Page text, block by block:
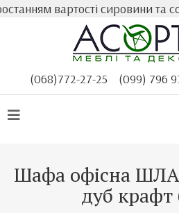
вартості сировини та
(068)772-27-25
(099) 796
Шафа офісна
дуб крафт